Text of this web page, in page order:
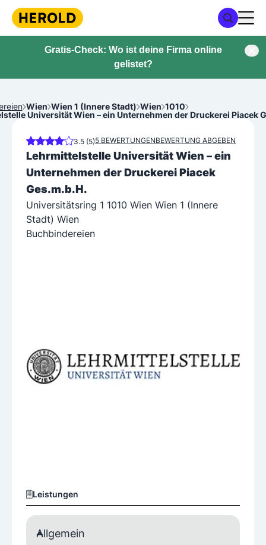
Gratis-Check: Wo ist deine Firma online
gelistet?
Wien Wien 1 (Innere Stadt) Wien 1010
Universität Wien – ein Unternehmen der Druckerei Piacek
3.5 (5)5 BEWERTUNGENBEWERTUNG ABGEBEN
Lehrmittelstelle Universität Wien – ein
Unternehmen der Druckerei Piacek
Ges.m.b.H.
Universitätsring 1 1010 Wien Wien 1 (Innere
Stadt) Wien
Buchbindereien
Leistungen
Allgemein